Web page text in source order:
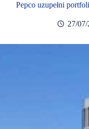
Pepco uzupełni
27/